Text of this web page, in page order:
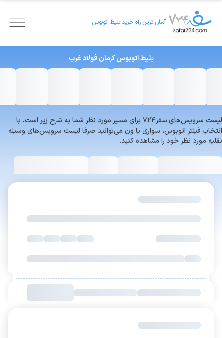
آسان ترین راه خرید بلیط اتوبوس
بلیط اتوبوس کرمان فولاد غرب
لیست سرویس‌های سفر۷۲۴ برای مسیر مورد نظر شما به شرح زیر است، با
انتخاب فیلتر اتوبوس، سواری یا ون می‌توانید صرفا لیست سرویس‌های وسیله
نقلیه مورد نظر خود را مشاهده کنید.